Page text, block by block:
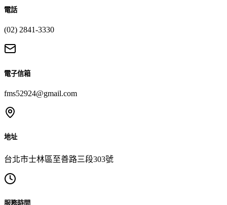
電話
(02) 2841-3330
電子信箱
fms52924@gmail.com
地址
台北市士林區至善路三段303號
服務時間